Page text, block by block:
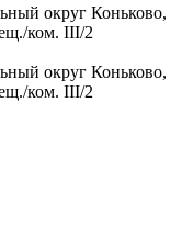
округ Коньково,
ком. III/2
округ Коньково,
ком. III/2